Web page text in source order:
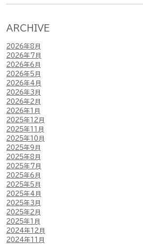
ARCHIVE
2026年8月
2026年7月
2026年6月
2026年5月
2026年4月
2026年3月
2026年2月
2026年1月
2025年12月
2025年11月
2025年10月
2025年9月
2025年8月
2025年7月
2025年6月
2025年5月
2025年4月
2025年3月
2025年2月
2025年1月
2024年12月
2024年11月